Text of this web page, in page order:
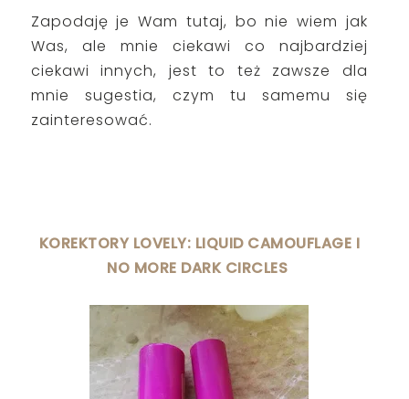
Zapodaję je Wam tutaj, bo nie wiem jak
Was, ale mnie ciekawi co najbardziej
ciekawi innych, jest to też zawsze dla
mnie sugestia, czym tu samemu się
zainteresować.
KOREKTORY LOVELY: LIQUID CAMOUFLAGE I
NO MORE DARK CIRCLES